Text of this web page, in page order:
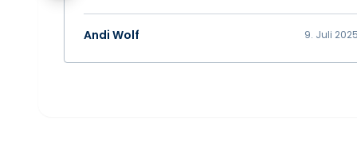
Andi Wolf 9. Juli